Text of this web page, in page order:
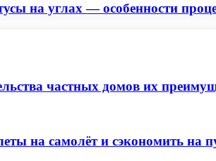
на углах — особенности
частных домов их
на самолёт и сэкономить на